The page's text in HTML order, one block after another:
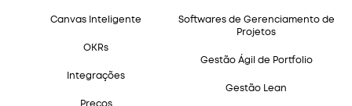
Canvas Inteligente
OKRs
Integrações
Preços
Softwares de Gerenciamento de
Projetos
Gestão Ágil de Portfolio
Gestão Lean